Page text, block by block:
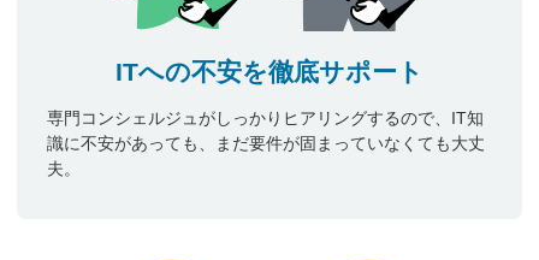
ITへの不安を徹底サポート
専門コンシェルジュがしっかりヒアリングするので、IT知
識に不安があっても、まだ要件が固まっていなくても大丈
夫。